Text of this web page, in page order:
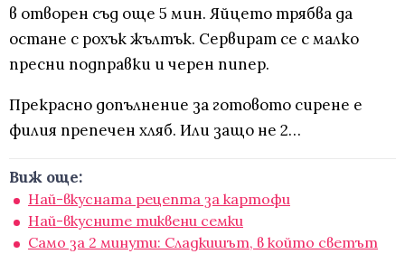
в отворен съд още 5 мин. Яйцето трябва да
остане с рохък жълтък. Сервират се с малко
пресни подправки и черен пипер.
Прекрасно допълнение за готовото сирене е
филия препечен хляб. Или защо не 2…
Виж още:
Най-вкусната рецепта за картофи
Най-вкусните тиквени семки
Само за 2 минути: Сладкишът, в който светът